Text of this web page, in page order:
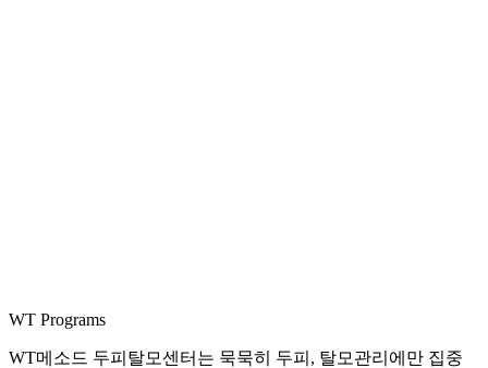
WT Programs
WT메소드 두피탈모센터는 묵묵히 두피, 탈모관리에만 집중